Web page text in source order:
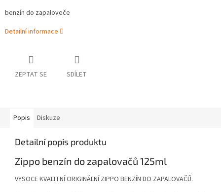
benzín do zapaloveče
Detailní informace
ZEPTAT SE SDÍLET
Popis Diskuze
Detailní popis produktu
Zippo benzín do zapalovačů 125ml
VYSOCE KVALITNÍ ORIGINÁLNÍ ZIPPO BENZÍN DO ZAPALOVAČŮ.